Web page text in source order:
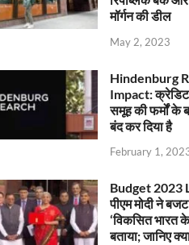
मॉर्गन की डील
May 2, 2023
Hindenburg
Impact:
समूह की फर्मों के
बंद कर दिया है
February 1,
Budget 2023
पीएम मोदी ने
‘विकसित भारत के
बताया; जानिए